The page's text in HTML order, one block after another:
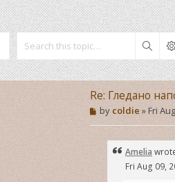
Re: Гледано
P
o
s
t
bycoldie»Fri
Amelia
Fri Aug 09,